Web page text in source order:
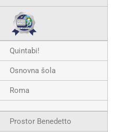
Quintabi!
Osnovna šola
Roma
Prostor Benedetto